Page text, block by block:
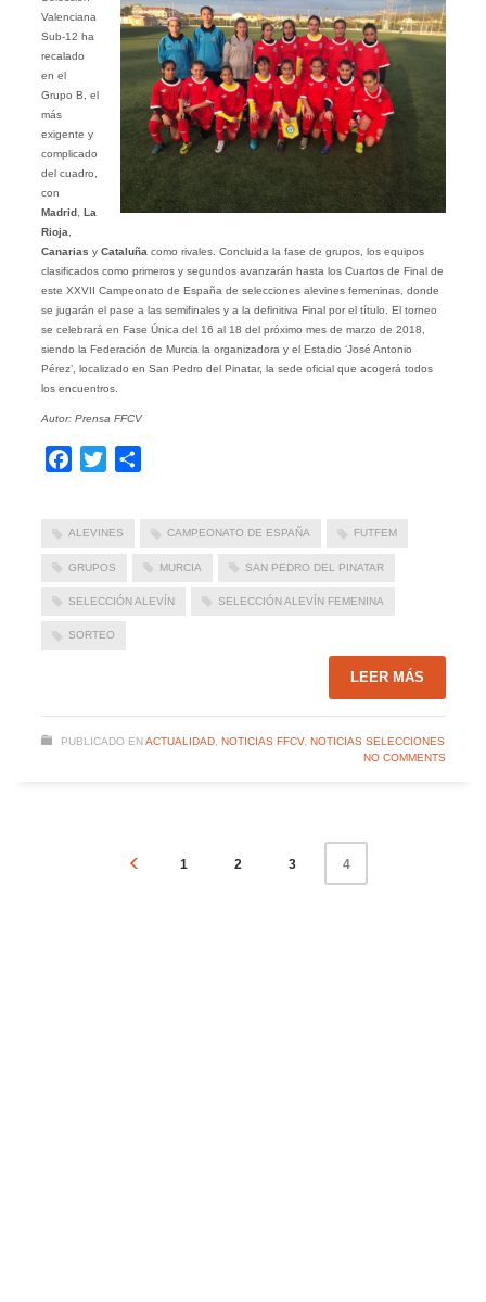
Valenciana
Sub-12 ha
recalado
en el
Grupo B, el
más
exigente y
complicado
del cuadro,
con
Madrid, La
Rioja,
Canarias y Cataluñacomo rivales. Concluida la fase de grupos, los equipos
clasificados como primeros y segundos avanzarán hasta los Cuartos de Final de
este XXVII Campeonato de España de selecciones alevines femeninas, donde
se jugarán el pase a las semifinales y a la definitiva Final por el título. El torneo
se celebrará en Fase Única del 16 al 18 del próximo mes de marzo de 2018,
siendo la Federación de Murcia la organizadora y el Estadio ‘José Antonio
Pérez’, localizado en San Pedro del Pinatar, la sede oficial que acogerá todos
los encuentros.
Autor: Prensa FFCV
Facebook
Twitter
ALEVINES CAMPEONATO DE ESPAÑA FUTFEM
GRUPOS MURCIA SAN PEDRO DEL PINATAR
SELECCIÓN ALEVÍN SELECCIÓN ALEVÍN FEMENINA
SORTEO
LEER MÁS
PUBLICADO EN ACTUALIDAD, NOTICIAS FFCV, NOTICIAS SELECCIONES
NO COMMENTS
1 2 3 4